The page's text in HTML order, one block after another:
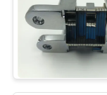
行